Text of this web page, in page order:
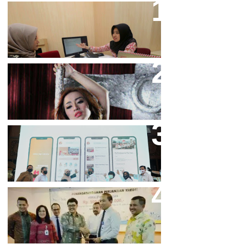
Keuangan Syariah Di Indonesia
Meningkat
Cupi Cupita Luncurkan Single
“Yo Uwis”
Bandung Great Sale 2020 Go
Online Resmi Dimulai
Bank Bjb Fasilitasi Kredit Modal
Kerja Konstruksi PT Adhi Karya